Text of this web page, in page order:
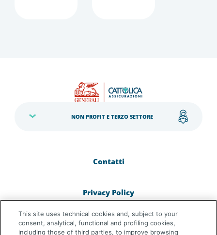
NON PROFIT E TERZO SETTORE
Contatti
Privacy Policy
Cookie Policy
This site uses technical cookies and, subject to your
consent, analytical, functional and profiling cookies,
including those of third parties, to improve browsing